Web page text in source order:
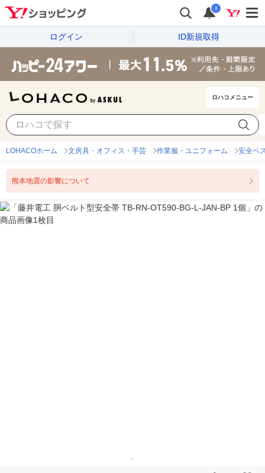
i
ログイン ID新規取得
ロハコメニュー
LOHACOホーム 文房具・オフィス・手芸 作業服・ユニフォーム 安全ベ
熊本地震の影響について